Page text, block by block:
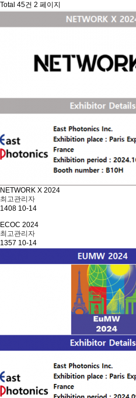
Total 45건 2 페이지
NETWORK X 2024
최고관리자
1408 10-14
ECOC 2024
최고관리자
1357 10-14